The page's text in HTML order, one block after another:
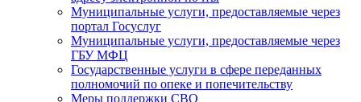
Муниципальные услуги, предоставляемые через
портал Госуслуг
Муниципальные услуги, предоставляемые через
ГБУ МФЦ
Государственные услуги в сфере переданных
полномочий по опеке и попечительству
Меры поддержки СВО